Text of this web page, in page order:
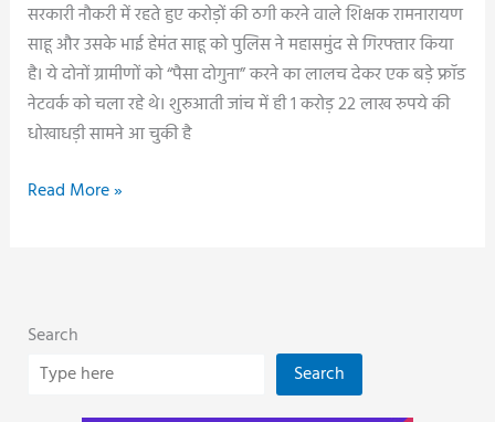
सरकारी नौकरी में रहते हुए करोड़ों की ठगी करने वाले शिक्षक रामनारायण
साहू और उसके भाई हेमंत साहू को पुलिस ने महासमुंद से गिरफ्तार किया
है। ये दोनों ग्रामीणों को “पैसा दोगुना” करने का लालच देकर एक बड़े फ्रॉड
नेटवर्क को चला रहे थे। शुरुआती जांच में ही 1 करोड़ 22 लाख रुपये की
धोखाधड़ी सामने आ चुकी है
रकम
करोड़ों
की
Read More »
Search
Search